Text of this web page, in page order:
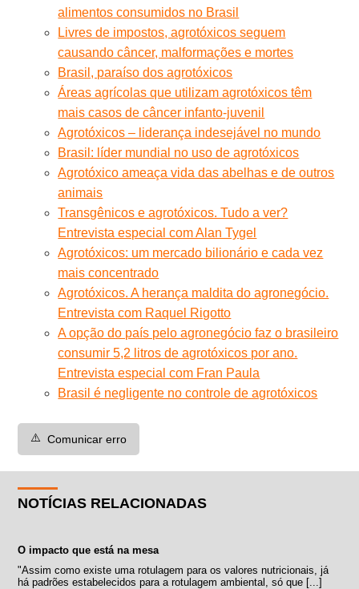
alimentos consumidos no Brasil
Livres de impostos, agrotóxicos seguem
causando câncer, malformações e mortes
Brasil, paraíso dos agrotóxicos
Áreas agrícolas que utilizam agrotóxicos têm
mais casos de câncer infanto-juvenil
Agrotóxicos – liderança indesejável no mundo
Brasil: líder mundial no uso de agrotóxicos
Agrotóxico ameaça vida das abelhas e de outros
animais
Transgênicos e agrotóxicos. Tudo a ver?
Entrevista especial com Alan Tygel
Agrotóxicos: um mercado bilionário e cada vez
mais concentrado
Agrotóxicos. A herança maldita do agronegócio.
Entrevista com Raquel Rigotto
A opção do país pelo agronegócio faz o brasileiro
consumir 5,2 litros de agrotóxicos por ano.
Entrevista especial com Fran Paula
Brasil é negligente no controle de agrotóxicos
⚠️ Comunicar erro
NOTÍCIAS RELACIONADAS
O impacto que está na mesa
"Assim como existe uma rotulagem para os valores nutricionais, já
há padrões estabelecidos para a rotulagem ambiental, só que [...]